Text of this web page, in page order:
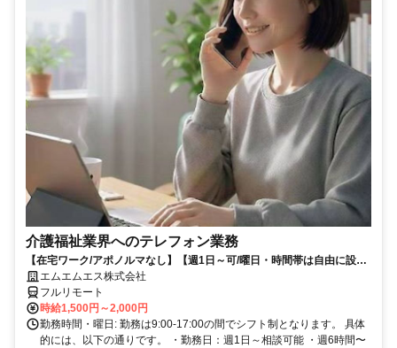
介護福祉業界へのテレフォン業務
【在宅ワーク/アポノルマなし】【週1日～可/曜日・時間帯は自由に設定
可】介護福祉業界へのテレフォン業務（主にヒアリング、商品案内）
エムエムエス株式会社
フルリモート
時給1,500円～2,000円
勤務時間・曜日: 勤務は9:00-17:00の間でシフト制となります。 具体
的には、以下の通りです。 ・勤務日：週1日～相談可能 ・週6時間〜